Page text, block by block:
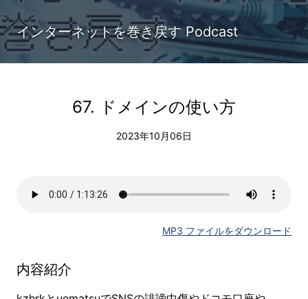
インターネットを巻き戻す Podcast
67. ドメインの使い方
2023年10月06日
MP3 ファイルをダウンロード
内容紹介